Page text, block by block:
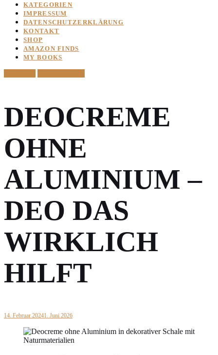
KATEGORIEN
IMPRESSUM
DATENSCHUTZERKLÄRUNG
KONTAKT
SHOP
AMAZON FINDS
MY BOOKS
DEOCREME
OHNE
ALUMINIUM –
DEO DAS
WIRKLICH
HILFT
14. Februar 20241. Juni 2026